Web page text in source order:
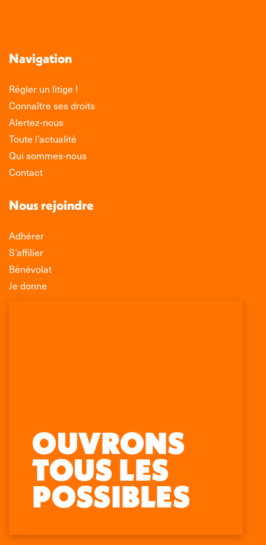
Navigation
Régler un litige !
Connaître ses droits
Alertez-nous
Toute l’actualité
Qui sommes-nous
Contact
Nous rejoindre
Adhérer
S’affilier
Bénévolat
Je donne
Retrouvez-nous sur :
Facebook
s'ouvre
une
La
page
X
s'ouvre
une
La
page
LinkedIn
s'ouvre
une
La
page
Instagram
s'ouvre
une